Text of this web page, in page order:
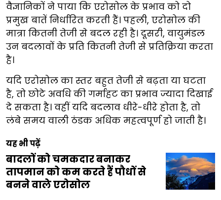
वैज्ञानिकों ने पाया कि एरोसोल के प्रभाव को दो
प्रमुख बातें निर्धारित करती हैं। पहली, एरोसोल की
मात्रा कितनी तेजी से बदल रही है। दूसरी, वायुमंडल
उन बदलावों के प्रति कितनी तेजी से प्रतिक्रिया करता
है।
यदि एरोसोल का स्तर बहुत तेजी से बढ़ता या घटता
है, तो छोटे अवधि की गर्माहट का प्रभाव ज्यादा दिखाई
दे सकता है। वहीं यदि बदलाव धीरे-धीरे होता है, तो
लंबे समय वाली ठंडक अधिक महत्वपूर्ण हो जाती है।
यह भी पढ़ें
बादलों को चमकदार बनाकर
तापमान को कम करते हैं पौधों से
बनने वाले एरोसोल